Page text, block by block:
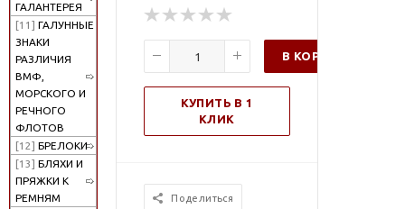
ГАЛАНТЕРЕЯ
[11] ГАЛУННЫЕ
ЗНАКИ
РАЗЛИЧИЯ
ВМФ,
МОРСКОГО И
РЕЧНОГО
ФЛОТОВ
[12] БРЕЛОКИ
[13] БЛЯХИ И
ПРЯЖКИ К
РЕМНЯМ
В КОРЗИНУ
КУПИТЬ В 1
КЛИК
Поделиться